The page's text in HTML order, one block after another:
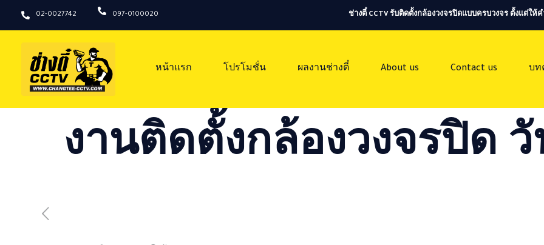
02-0027742 097-0100020 ช่างตี๋ CCTV รับติดตั้งกล้องวงจรปิดแบบครบวงจร ตั้งแต่
หน้าแรก โปรโมชั่น ผลงานช่างตี๋ About us Contact us บท
งานติดตั้งกล้องวงจรปิด วั